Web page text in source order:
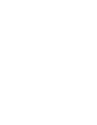
elegíveis para inibidores